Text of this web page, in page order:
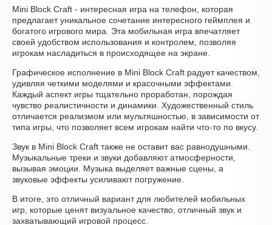
Mini Block Craft - интересная игра на телефон, которая
предлагает уникальное сочетание интересного геймплея и
богатого игрового мира. Эта мобильная игра впечатляет
своей удобством использования и контролем, позволяя
игрокам насладиться в происходящее на экране.
Графическое исполнение в Mini Block Craft радует качеством,
удивляя четкими моделями и красочными эффектами.
Каждый аспект игры тщательно проработан, порождая
чувство реалистичности и динамики. Художественный стиль
отличается реализмом или мультяшностью, в зависимости от
типа игры, что позволяет всем игрокам найти что-то по вкусу.
Звук в Mini Block Craft также не оставит вас равнодушными.
Музыкальные треки и звуки добавляют атмосферности,
вызывая эмоции. Музыка выделяет важные сцены, а
звуковые эффекты усиливают погружение.
В итоге, это отличный вариант для любителей мобильных
игр, которые ценят визуальное качество, отличный звук и
захватывающий игровой процесс.